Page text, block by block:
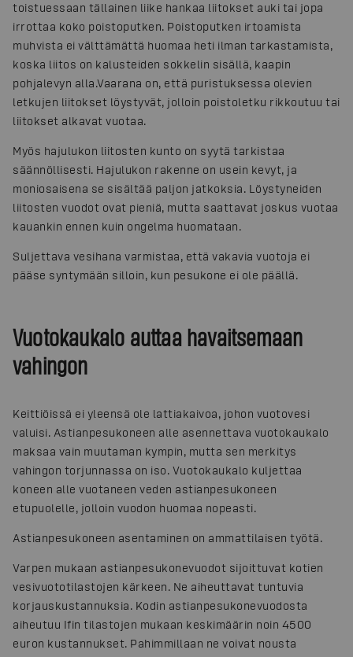
toistuessaan tällainen liike hankaa liitokset auki tai jopa
irrottaa koko poistoputken. Poistoputken irtoamista
muhvista ei välttämättä huomaa heti ilman tarkastamista,
koska liitos on kalusteiden sokkelin sisällä, kaapin
pohjalevyn alla.Vaarana on, että puristuksessa olevien
letkujen liitokset löystyvät, jolloin poistoletku rikkoutuu tai
liitokset alkavat vuotaa.
Myös hajulukon liitosten kunto on syytä tarkistaa
säännöllisesti. Hajulukon rakenne on usein kevyt, ja
moniosaisena se sisältää paljon jatkoksia. Löystyneiden
liitosten vuodot ovat pieniä, mutta saattavat joskus vuotaa
kauankin ennen kuin ongelma huomataan.
Suljettava vesihana varmistaa, että vakavia vuotoja ei
pääse syntymään silloin, kun pesukone ei ole päällä.
Vuotokaukalo auttaa havaitsemaan
vahingon
Keittiöissä ei yleensä ole lattiakaivoa, johon vuotovesi
valuisi. Astianpesukoneen alle asennettava vuotokaukalo
maksaa vain muutaman kympin, mutta sen merkitys
vahingon torjunnassa on iso. Vuotokaukalo kuljettaa
koneen alle vuotaneen veden astianpesukoneen
etupuolelle, jolloin vuodon huomaa nopeasti.
Astianpesukoneen asentaminen on ammattilaisen työtä.
Varpen mukaan astianpesukonevuodot sijoittuvat kotien
vesivuototilastojen kärkeen. Ne aiheuttavat tuntuvia
korjauskustannuksia. Kodin astianpesukonevuodosta
aiheutuu Ifin tilastojen mukaan keskimäärin noin 4500
euron kustannukset. Pahimmillaan ne voivat nousta